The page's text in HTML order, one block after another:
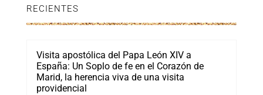
RECIENTES
Visita apostólica del Papa León XIV a
España: Un Soplo de fe en el Corazón de
Marid, la herencia viva de una visita
providencial